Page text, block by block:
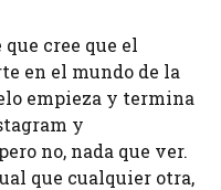
cree que el
en el mundo de la
empieza y termina
y
no, nada que ver.
que cualquier otra,